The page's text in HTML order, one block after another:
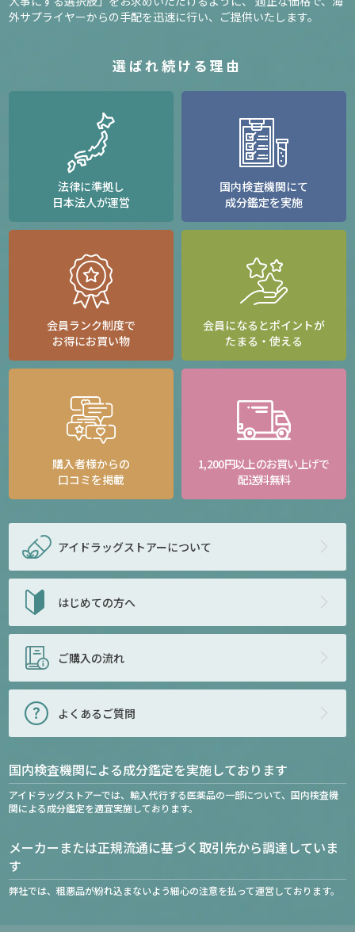
外サプライヤーからの手配を迅速に行い、ご提供いたします。
選ばれ続ける理由
法律に準拠し
日本法人が運営
国内検査機関にて
成分鑑定を実施
会員ランク制度で
お得にお買い物
会員になるとポイントが
たまる・使える
購入者様からの
口コミを掲載
1,200円以上のお買い上げで
配送料無料
アイドラッグストアーについて
はじめての方へ
ご購入の流れ
よくあるご質問
国内検査機関による成分鑑定を実施しております
アイドラッグストアーでは、輸入代行する医薬品の一部について、国内検査機
関による成分鑑定を適宜実施しております。
メーカーまたは正規流通に基づく取引先から調達していま
す
弊社では、粗悪品が紛れ込まないよう細心の注意を払って運営しております。